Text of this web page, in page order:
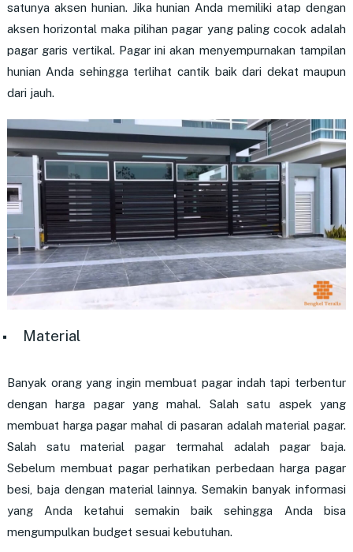
satunya aksen hunian. Jika hunian Anda memiliki atap dengan
aksen horizontal maka pilihan pagar yang paling cocok adalah
pagar garis vertikal. Pagar ini akan menyempurnakan tampilan
hunian Anda sehingga terlihat cantik baik dari dekat maupun
dari jauh.
Material
Banyak orang yang ingin membuat pagar indah tapi terbentur
dengan harga pagar yang mahal. Salah satu aspek yang
membuat harga pagar mahal di pasaran adalah material pagar.
Salah satu material pagar termahal adalah pagar baja.
Sebelum membuat pagar perhatikan perbedaan harga pagar
besi, baja dengan material lainnya. Semakin banyak informasi
yang Anda ketahui semakin baik sehingga Anda bisa
mengumpulkan budget sesuai kebutuhan.